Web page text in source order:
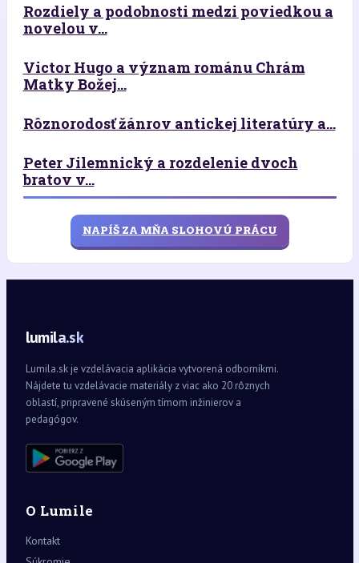
Rozdiely a podobnosti medzi poviedkou a
novelou v...
Victor Hugo a význam románu Chrám
Matky Božej...
Rôznorodosť žánrov antickej literatúry a...
Peter Jilemnický a rozdelenie dvoch
bratov v...
NAPÍŠ ZA MŇA SLOHOVÚ PRÁCU
lumila.sk
Lumila.sk je vzdelávacia aplikácia vytvorená odborníkmi.
Nájdete tu vzdelávacie materiály z viac ako 20 rôznych
oblastí, pripravené skúseným tímom inžinierov a
pedagógov.
O Lumile
Kontakt